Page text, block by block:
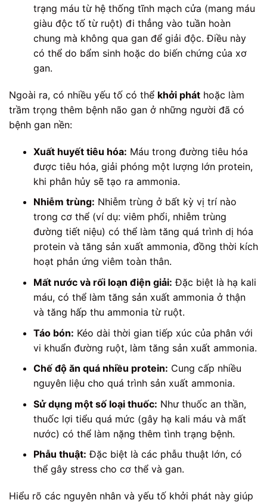
trạng máu từ hệ thống tĩnh mạch cửa (mang máu
giàu độc tố từ ruột) đi thẳng vào tuần hoàn
chung mà không qua gan để giải độc. Điều này
có thể do bẩm sinh hoặc do biến chứng của xơ
gan.
Ngoài ra, có nhiều yếu tố có thể khởi phát hoặc làm
trầm trọng thêm bệnh não gan ở những người đã có
bệnh gan nền:
Xuất huyết tiêu hóa: Máu trong đường tiêu hóa
được tiêu hóa, giải phóng một lượng lớn protein,
khi phân hủy sẽ tạo ra ammonia.
Nhiễm trùng: Nhiễm trùng ở bất kỳ vị trí nào
trong cơ thể (ví dụ: viêm phổi, nhiễm trùng
đường tiết niệu) có thể làm tăng quá trình dị hóa
protein và tăng sản xuất ammonia, đồng thời kích
hoạt phản ứng viêm toàn thân.
Mất nước và rối loạn điện giải: Đặc biệt là hạ kali
máu, có thể làm tăng sản xuất ammonia ở thận
và tăng hấp thu ammonia từ ruột.
Táo bón: Kéo dài thời gian tiếp xúc của phân với
vi khuẩn đường ruột, làm tăng sản xuất ammonia.
Chế độ ăn quá nhiều protein: Cung cấp nhiều
nguyên liệu cho quá trình sản xuất ammonia.
Sử dụng một số loại thuốc: Như thuốc an thần,
thuốc lợi tiểu quá mức (gây hạ kali máu và mất
nước) có thể làm nặng thêm tình trạng bệnh.
Phẫu thuật: Đặc biệt là các phẫu thuật lớn, có
thể gây stress cho cơ thể và gan.
Hiểu rõ các nguyên nhân và yếu tố khởi phát này giúp